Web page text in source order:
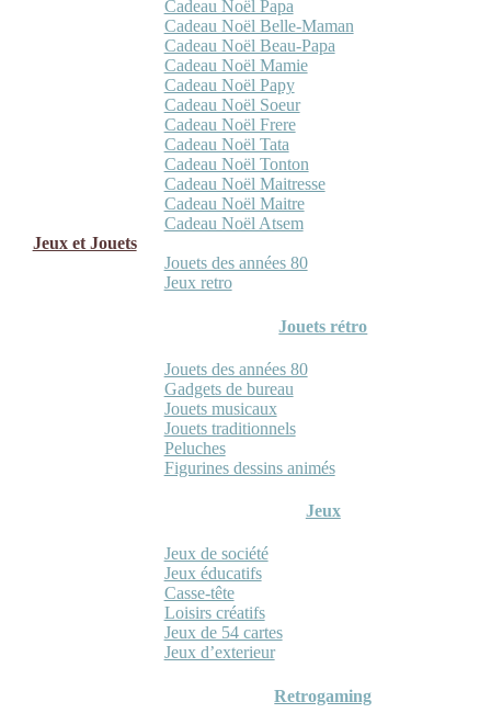
Cadeau Noël Papa
Cadeau Noël Belle-Maman
Cadeau Noël Beau-Papa
Cadeau Noël Mamie
Cadeau Noël Papy
Cadeau Noël Soeur
Cadeau Noël Frere
Cadeau Noël Tata
Cadeau Noël Tonton
Cadeau Noël Maitresse
Cadeau Noël Maitre
Cadeau Noël Atsem
Jeux et Jouets
Jouets des années 80
Jeux retro
Jouets rétro
Jouets des années 80
Gadgets de bureau
Jouets musicaux
Jouets traditionnels
Peluches
Figurines dessins animés
Jeux
Jeux de société
Jeux éducatifs
Casse-tête
Loisirs créatifs
Jeux de 54 cartes
Jeux d’exterieur
Retrogaming